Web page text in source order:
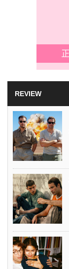
REVIEW